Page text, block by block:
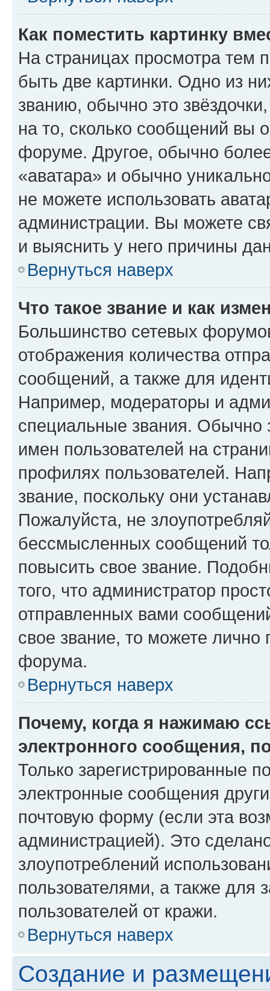
Как поместить картинку
На страницах просмотра тем
быть две картинки. Одно из
званию, обычно это
на то, сколько сообщений вы
форуме. Другое, обычно
«аватара» и обычно
не можете использовать
администрации. Вы можете
и выяснить у него причины
Вернуться наверх
Что такое звание и как
Большинство сетевых
отображения количества
сообщений, а также для
Например, модераторы и
специальные звания. Обычно
имен пользователей на
профилях пользователей.
звание, поскольку они
Пожалуйста, не
бессмысленных сообщений
повысить свое звание.
того, что администратор
отправленных вами
свое звание, то можете лично
форума.
Вернуться наверх
Почему, когда я нажимаю
электронного сообщения,
Только зарегистрированные
электронные сообщения
почтовую форму (если эта
администрацией). Это
злоупотреблений
пользователями, а также для
пользователей от кражи.
Вернуться наверх
Создание и